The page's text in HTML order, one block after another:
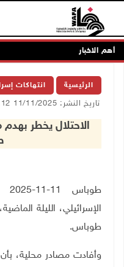
أهم الاخبار
الرئيسية انتهاكات
تاريخ النشر: 11/11/2025 08:12 ص
الاحتلال يخطر
الإسرائيلي، الليلة
طوباس.
وأفادت مصادر محلية،